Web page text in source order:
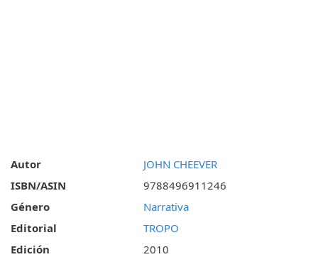
Autor
JOHN CHEEVER
ISBN/ASIN
9788496911246
Género
Narrativa
Editorial
TROPO
Edición
2010